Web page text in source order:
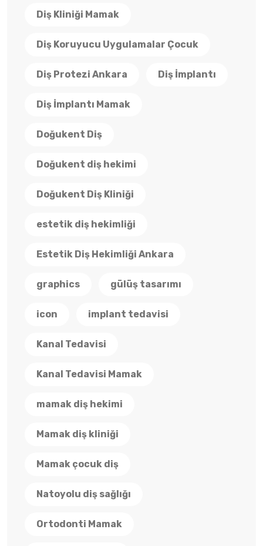
Diş Kliniği Mamak
Diş Koruyucu Uygulamalar Çocuk
Diş Protezi Ankara Diş İmplantı
Diş İmplantı Mamak
Doğukent Diş
Doğukent diş hekimi
Doğukent Diş Kliniği
estetik diş hekimliği
Estetik Diş Hekimliği Ankara
graphics gülüş tasarımı
icon implant tedavisi
Kanal Tedavisi
Kanal Tedavisi Mamak
mamak diş hekimi
Mamak diş kliniği
Mamak çocuk diş
Natoyolu diş sağlığı
Ortodonti Mamak